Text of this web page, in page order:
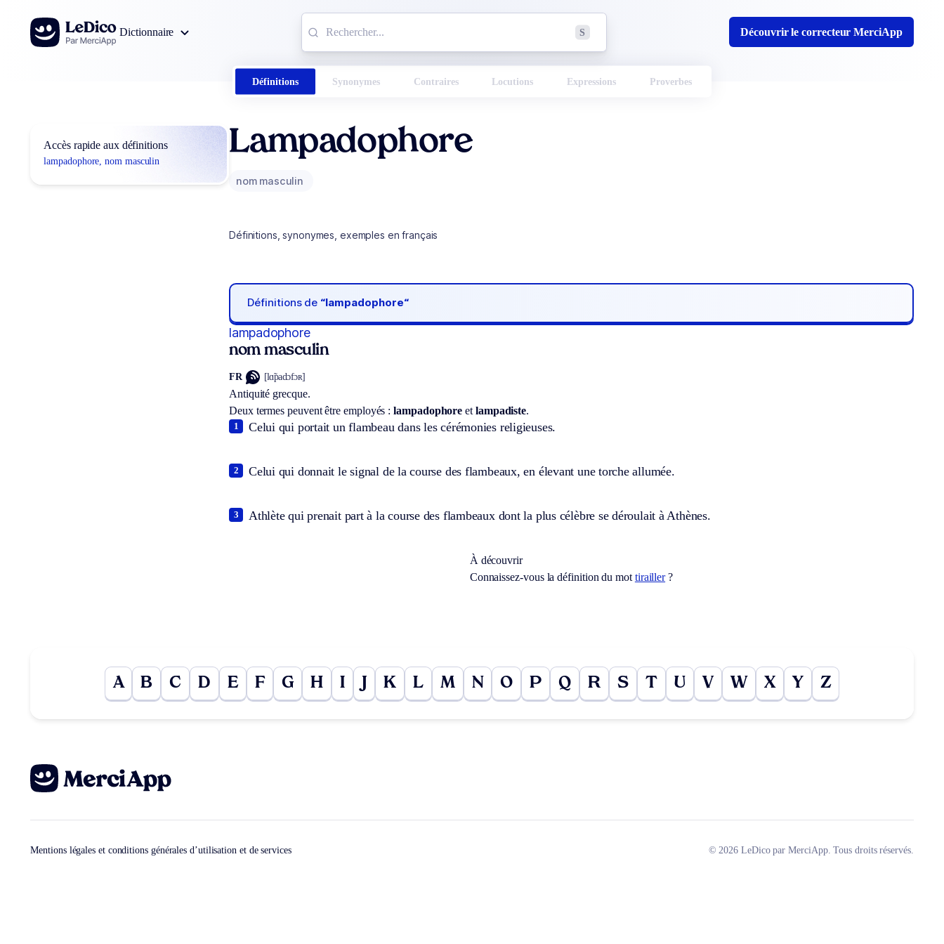
Aller au contenu
Dictionnaire
S Découvrir le correcteur MerciApp
Définitions Synonymes Contraires Locutions Expressions Proverbes
Accès rapide aux définitions
lampadophore, nom masculin
Lampadophore
nom masculin
Définitions, synonymes, exemples en français
Définitions de “lampadophore“
lampadophore
nom masculin
FR [lɑ̃padɔfɔʀ]
Antiquité grecque.
Deux termes peuvent être employés :lampadophore et lampadiste.
Celui qui portait un flambeau dans les cérémonies religieuses.
1
Celui qui donnait le signal de la course des flambeaux, en élevant une torche allumée.
2
Athlète qui prenait part à la course des flambeaux dont la plus célèbre se déroulait à Athènes.
3
À découvrir
Connaissez-vous la définition du mot tirailler?
A B C D E F G H I K L M N O P Q R S T U V W X Y Z
Mentions légales et conditions générales d’utilisation et de services © 2026 LeDico par MerciApp. Tous droits réservés.